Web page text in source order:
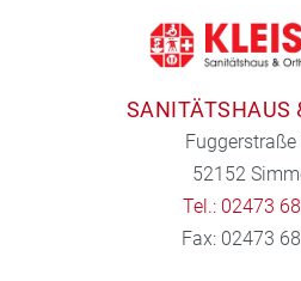
SANITÄTSHAUS
Fuggerstraße
52152
Tel.: 02473
Fax: 02473